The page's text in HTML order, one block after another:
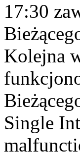
17:30
Kolejna
Single